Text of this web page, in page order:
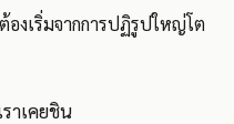
องเริ่มจากการปฏิรูปใหญ่โต
าเคยชิน